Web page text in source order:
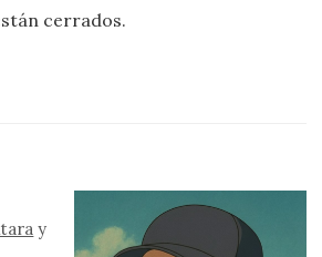
cerrados.
y